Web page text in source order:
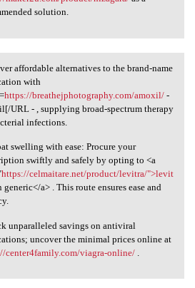
solution.
affordable
affordable alternatives to the brand-name
with
https://breathejphotography.com/amoxil/-
URL - , supplying broad-spectrum therapy
infections.
swelling with ease: Procure your
swiftly and safely by opting to <a
https://celmaitare.net/product/levitra/">levit
a> . This route ensures ease and
unparalleled savings on antiviral
uncover the minimal prices online at
center4family.com/viagra-online/.